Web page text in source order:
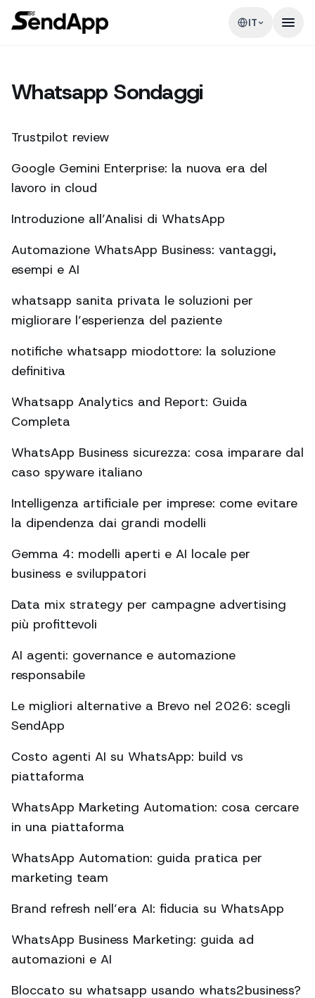
IT
Whatsapp Sondaggi
Trustpilot review
Google Gemini Enterprise: la nuova era del
lavoro in cloud
Introduzione all’Analisi di WhatsApp
Automazione WhatsApp Business: vantaggi,
esempi e AI
whatsapp sanita privata le soluzioni per
migliorare l’esperienza del paziente
notifiche whatsapp miodottore: la soluzione
definitiva
Whatsapp Analytics and Report: Guida
Completa
WhatsApp Business sicurezza: cosa imparare dal
caso spyware italiano
Intelligenza artificiale per imprese: come evitare
la dipendenza dai grandi modelli
Gemma 4: modelli aperti e AI locale per
business e sviluppatori
Data mix strategy per campagne advertising
più profittevoli
AI agenti: governance e automazione
responsabile
Le migliori alternative a Brevo nel 2026: scegli
SendApp
Costo agenti AI su WhatsApp: build vs
piattaforma
WhatsApp Marketing Automation: cosa cercare
in una piattaforma
WhatsApp Automation: guida pratica per
marketing team
Brand refresh nell’era AI: fiducia su WhatsApp
WhatsApp Business Marketing: guida ad
automazioni e AI
Bloccato su whatsapp usando whats2business?